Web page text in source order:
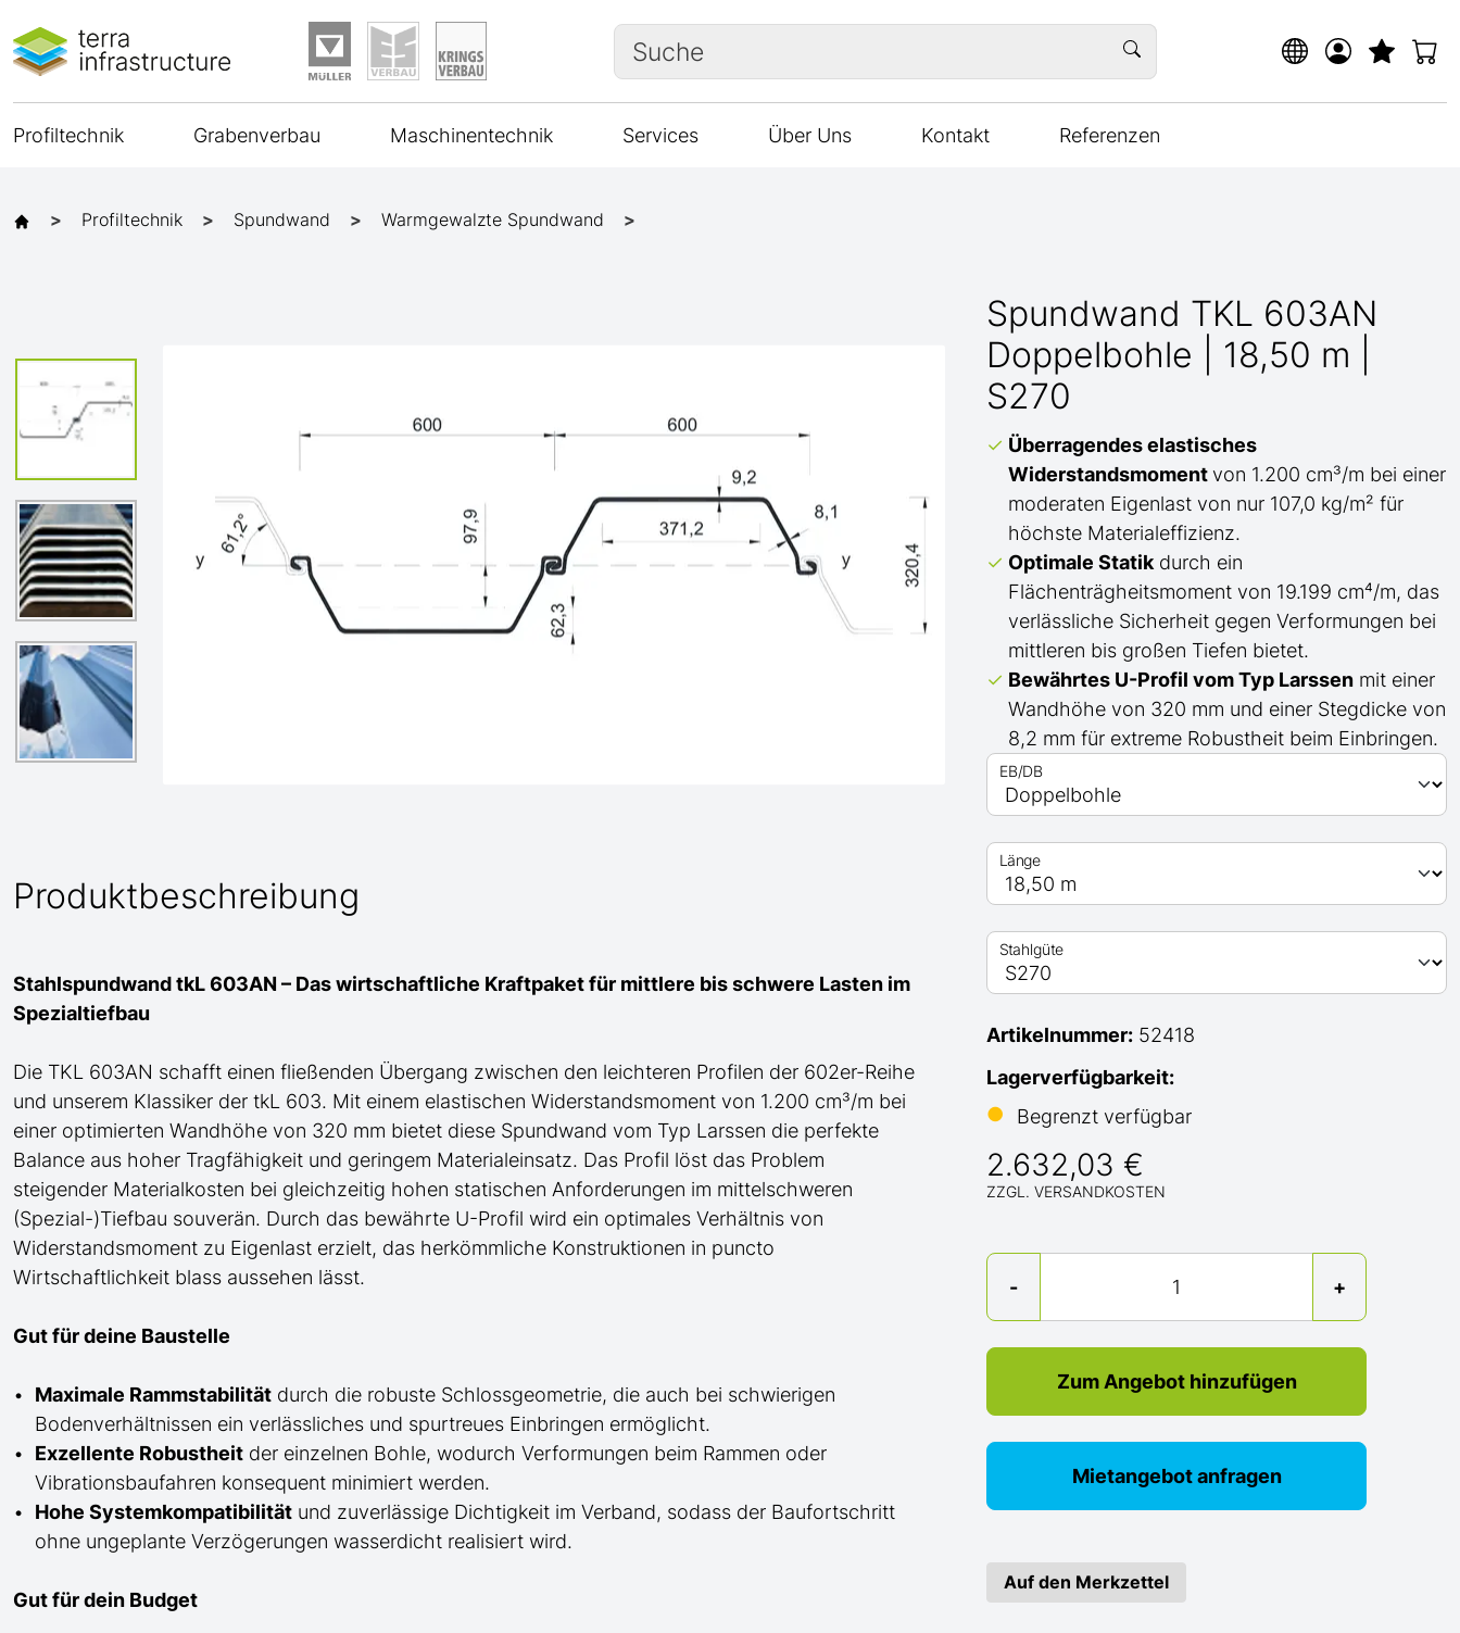
Suche
Profiltechnik Grabenverbau Maschinentechnik Services Über Uns Kontakt Referenzen
Profiltechnik Spundwand Warmgewalzte Spundwand
Produktbeschreibung
Stahlspundwand tkL 603AN – Das wirtschaftliche Kraftpaket für mittlere bis schwere Lasten im
Spezialtiefbau
Die TKL 603AN schafft einen fließenden Übergang zwischen den leichteren Profilen der 602er-Reihe
und unserem Klassiker der tkL 603. Mit einem elastischen Widerstandsmoment von 1.200 cm³/m bei
einer optimierten Wandhöhe von 320 mm bietet diese Spundwand vom Typ Larssen die perfekte
Balance aus hoher Tragfähigkeit und geringem Materialeinsatz. Das Profil löst das Problem
steigender Materialkosten bei gleichzeitig hohen statischen Anforderungen im mittelschweren
(Spezial-)Tiefbau souverän. Durch das bewährte U-Profil wird ein optimales Verhältnis von
Widerstandsmoment zu Eigenlast erzielt, das herkömmliche Konstruktionen in puncto
Wirtschaftlichkeit blass aussehen lässt.
Gut für deine Baustelle
Maximale Rammstabilität durch die robuste Schlossgeometrie, die auch bei schwierigen
Bodenverhältnissen ein verlässliches und spurtreues Einbringen ermöglicht.
Exzellente Robustheit der einzelnen Bohle, wodurch Verformungen beim Rammen oder
Vibrationsbaufahren konsequent minimiert werden.
Hohe Systemkompatibilität und zuverlässige Dichtigkeit im Verband, sodass der Baufortschritt
ohne ungeplante Verzögerungen wasserdicht realisiert wird.
Gut für dein Budget
Spundwand TKL 603AN
Doppelbohle | 18,50 m |
S270
Überragendes elastisches
Widerstandsmomentvon 1.200 cm³/m bei einer
moderaten Eigenlast von nur 107,0 kg/m² für
höchste Materialeffizienz.
Optimale Statik durch ein
Flächenträgheitsmoment von 19.199 cm⁴/m, das
verlässliche Sicherheit gegen Verformungen bei
mittleren bis großen Tiefen bietet.
Bewährtes U-Profil vom Typ Larssen mit einer
Wandhöhe von 320 mm und einer Stegdicke von
8,2 mm für extreme Robustheit beim Einbringen.
EB/DB
Länge
Stahlgüte
Artikelnummer: 52418
Lagerverfügbarkeit:
●
Begrenzt verfügbar
2.632,03 €
ZZGL. VERSANDKOSTEN
-
Menge
+
Zum Angebot hinzufügen
Mietangebot anfragen
Auf den Merkzettel